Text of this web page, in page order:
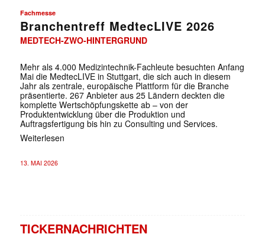
Fachmesse
Branchentreff MedtecLIVE 2026
MEDTECH-ZWO-HINTERGRUND
Mehr als 4.000 Medizintechnik-Fachleute besuchten Anfang
Mai die MedtecLIVE in Stuttgart, die sich auch in diesem
Jahr als zentrale, europäische Plattform für die Branche
präsentierte. 267 Anbieter aus 25 Ländern deckten die
komplette Wertschöpfungskette ab – von der
Produktentwicklung über die Produktion und
Auftragsfertigung bis hin zu Consulting und Services.
Weiterlesen
13. MAI 2026
TICKERNACHRICHTEN